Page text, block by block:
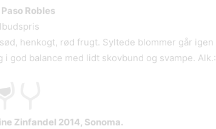
Robles
henkogt, rød frugt. Syltede blommer går
i god balance med lidt skovbund og svampe.
Zinfandel 2014, Sonoma.